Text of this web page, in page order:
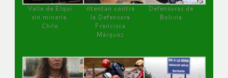
Valle de Elqui
sin minería.
Chile
Atentan contra
la Defensora
Francisca
Márquez
Defensoras de
Bolivia